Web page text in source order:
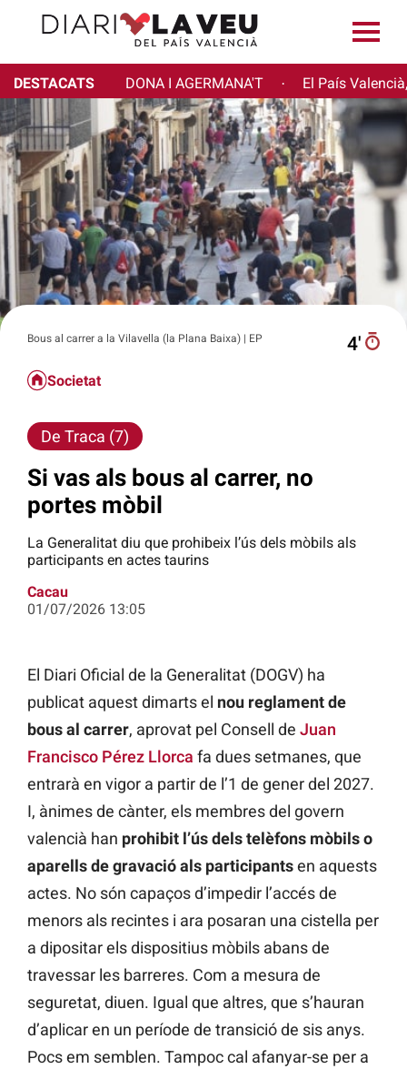
DESTACATS DONA I AGERMANA'T · El País
Bous al carrer a la Vilavella (la Plana Baixa) | EP 4′
Societat
De Traca (7)
Si vas als bous al carrer, no
portes mòbil
La Generalitat diu que prohibeix l’ús dels mòbils als
participants en actes taurins
Cacau
01/07/2026 13:05
El Diari Oficial de la Generalitat (DOGV) ha
publicat aquest dimarts el nou reglament de
bous al carrer, aprovat pel Consell de Juan
Francisco Pérez Llorca fa dues setmanes, que
entrarà en vigor a partir de l’1 de gener del 2027.
I, ànimes de cànter, els membres del govern
valencià han prohibit l’ús dels telèfons mòbils o
aparells de gravació als participantsen aquests
actes. No són capaços d’impedir l’accés de
menors als recintes i ara posaran una cistella per
a dipositar els dispositius mòbils abans de
travessar les barreres. Com a mesura de
seguretat, diuen. Igual que altres, que s’hauran
d’aplicar en un període de transició de sis anys.
Pocs em semblen. Tampoc cal afanyar-se per a